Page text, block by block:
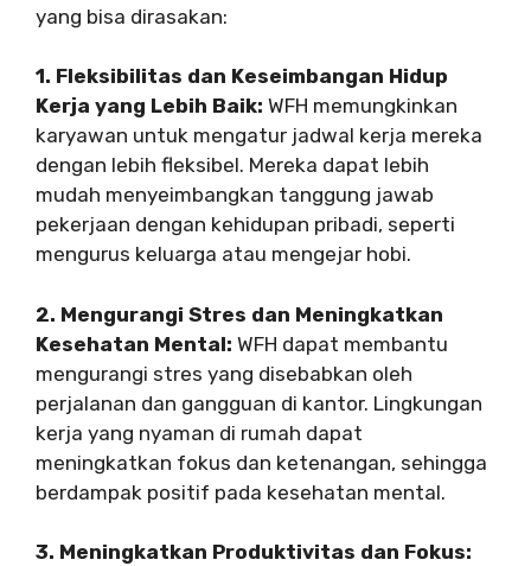
yang bisa dirasakan:
1. Fleksibilitas dan Keseimbangan Hidup
Kerja yang Lebih Baik: WFH memungkinkan
karyawan untuk mengatur jadwal kerja mereka
dengan lebih fleksibel. Mereka dapat lebih
mudah menyeimbangkan tanggung jawab
pekerjaan dengan kehidupan pribadi, seperti
mengurus keluarga atau mengejar hobi.
2. Mengurangi Stres dan Meningkatkan
Kesehatan Mental: WFH dapat membantu
mengurangi stres yang disebabkan oleh
perjalanan dan gangguan di kantor. Lingkungan
kerja yang nyaman di rumah dapat
meningkatkan fokus dan ketenangan, sehingga
berdampak positif pada kesehatan mental.
3. Meningkatkan Produktivitas dan Fokus: